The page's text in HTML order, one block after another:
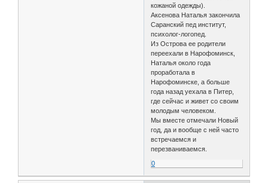
кожаной одежды).
Аксенова Наталья закончила
Саранский пед институт,
психолог-логопед.
Из Острова ее родители
переехали в Нарофоминск,
Наталья около года
проработала в
Нарофоминске, а больше
года назад уехала в Питер,
где сейчас и живет со своим
молодым человеком.
Мы вместе отмечали Новый
год, да и вообще с ней часто
встречаемся и
перезваниваемся.
0